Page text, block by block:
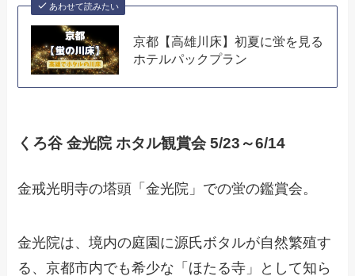
あわせて読みたい
京都【高雄川床】初夏に蛍を見る
ホテルパックプラン
くろ谷 金光院 ホタル観賞会 5/23～6/14
金戒光明寺の塔頭「金光院」での蛍の鑑賞会。
金光院は、境内の庭園に源氏ボタルが自然繁殖す
る、京都市内でも希少な「ほたる寺」として知ら